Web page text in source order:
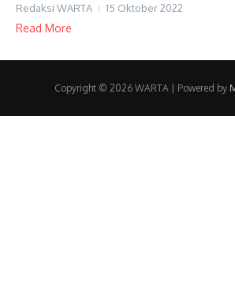
Redaksi WARTA 15 Oktober 2022
Read More
Copyright © 2026 WARTA | Powered by